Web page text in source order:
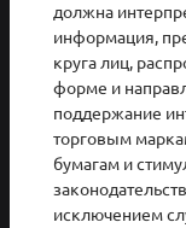
Горячая линия
оператором,
2026 © АО
должна
информация,
круга лиц,
форме и
поддержание
торговым
бумагам и
исключением